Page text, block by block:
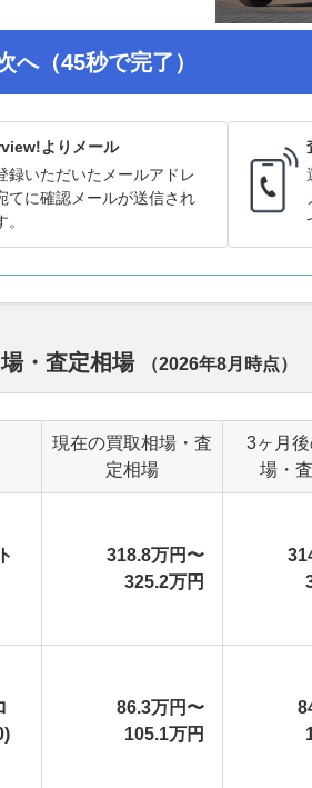
へ（45秒で完了）
よりメール
録いただいたメールアドレ
てに確認メールが送信され
。
・査定相場 （2026年8月 時点）
現在の買取相場・査
定相場
3ヶ月
場・
318.8万円〜
325.2万円
86.3万円〜
105.1万円